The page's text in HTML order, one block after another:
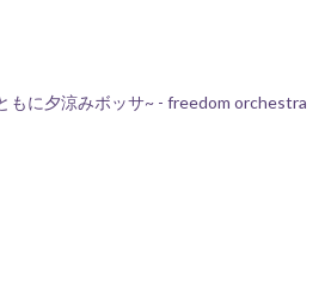
もに夕涼みボッサ~ - freedom orchestra